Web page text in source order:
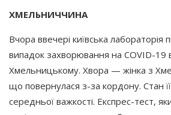
ХМЕЛЬНИЧЧИНА
Вчора ввечері київська лабораторія
випадок захворювання на COVID-19 в
Хмельницькому. Хвора — жінка з
що повернулася з-за кордону. Стан
середньої важкості. Експрес-тест,